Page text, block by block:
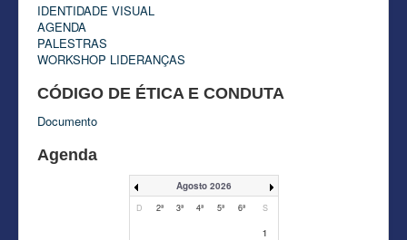
IDENTIDADE VISUAL
AGENDA
PALESTRAS
WORKSHOP LIDERANÇAS
CÓDIGO DE ÉTICA E CONDUTA
Documento
Agenda
Agosto 2026
D 2ª 3ª 4ª 5ª 6ª S
1